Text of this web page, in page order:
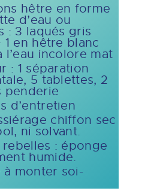
hêtre en forme
d’eau ou
: 3 laqués gris
1 en hêtre blanc
l’eau incolore mat
: 1 séparation
5 tablettes, 2
penderie
d’entretien
chiffon sec
ni solvant.
rebelles : éponge
humide.
à monter soi-